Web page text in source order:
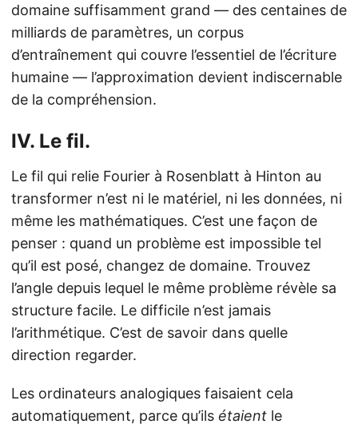
domaine suffisamment grand — des centaines de
milliards de paramètres, un corpus
d’entraînement qui couvre l’essentiel de l’écriture
humaine — l’approximation devient indiscernable
de la compréhension.
IV. Le fil.
Le fil qui relie Fourier à Rosenblatt à Hinton au
transformer n’est ni le matériel, ni les données, ni
même les mathématiques. C’est une façon de
penser : quand un problème est impossible tel
qu’il est posé, changez de domaine. Trouvez
l’angle depuis lequel le même problème révèle sa
structure facile. Le difficile n’est jamais
l’arithmétique. C’est de savoir dans quelle
direction regarder.
Les ordinateurs analogiques faisaient cela
automatiquement, parce qu’ils étaient le